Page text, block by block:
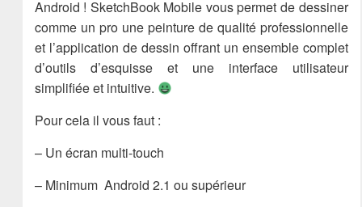
Android ! SketchBook Mobile vous permet de dessiner
comme un pro une peinture de qualité professionnelle
et l’application de dessin offrant un ensemble complet
d’outils d’esquisse et une interface utilisateur
simplifiée et intuitive.
Pour cela il vous faut :
– Un écran multi-touch
– Minimum Android 2.1 ou supérieur